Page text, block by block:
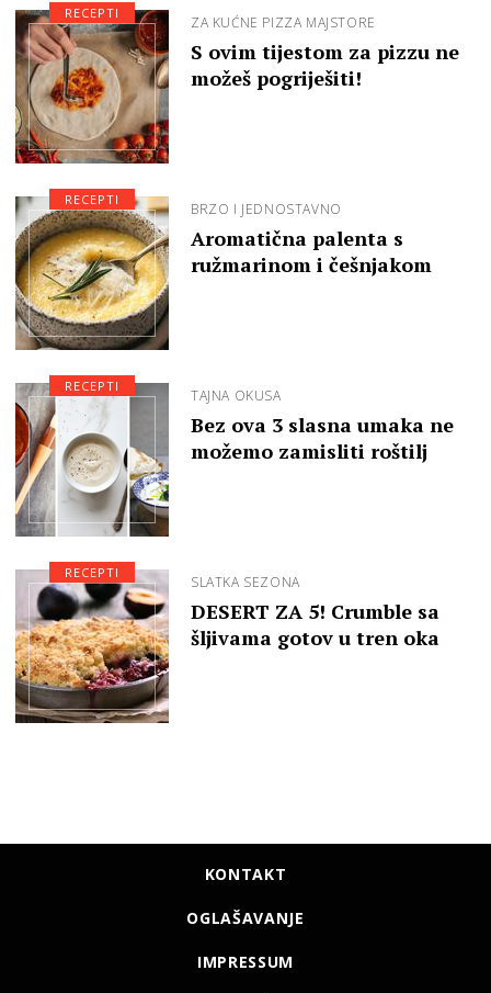
ZA KUĆNE PIZZA MAJSTORE
S ovim tijestom za pizzu ne
možeš pogriješiti!
RECEPTI
BRZO I JEDNOSTAVNO
Aromatična palenta s
ružmarinom i češnjakom
RECEPTI
TAJNA OKUSA
Bez ova 3 slasna umaka ne
možemo zamisliti roštilj
RECEPTI
SLATKA SEZONA
DESERT ZA 5! Crumble sa
šljivama gotov u tren oka
RECEPTI
KONTAKT
OGLAŠAVANJE
IMPRESSUM